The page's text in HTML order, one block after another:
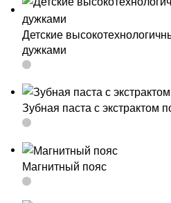
Детские
дужками
Зубная паста с экстрактом
Магнитный пояс